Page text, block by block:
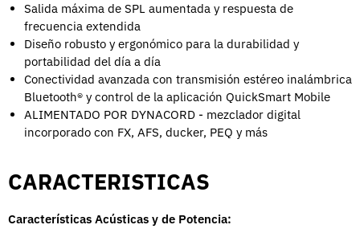
Salida máxima de SPL aumentada y respuesta de
frecuencia extendida
Diseño robusto y ergonómico para la durabilidad y
portabilidad del día a día
Conectividad avanzada con transmisión estéreo inalámbrica
Bluetooth® y control de la aplicación QuickSmart Mobile
ALIMENTADO POR DYNACORD - mezclador digital
incorporado con FX, AFS, ducker, PEQ y más
CARACTERISTICAS
Características Acústicas y de Potencia: